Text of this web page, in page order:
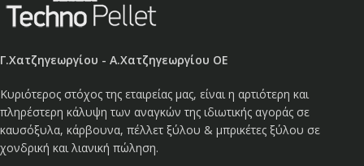
Γ.Χατζηγεωργίου - Α.Χατζηγεωργίου ΟΕ
Κυριότερος στόχος της εταιρείας μας, είναι η αρτιότερη και
πληρέστερη κάλυψη των αναγκών της ιδιωτικής αγοράς σε
καυσόξυλα, κάρβουνα, πέλλετ ξύλου & μπρικέτες ξύλου σε
χονδρική και λιανική πώληση.